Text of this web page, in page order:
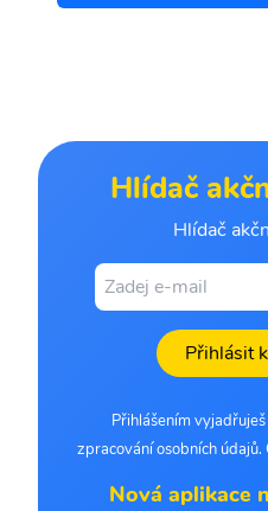
Hlídač
Hlídač
Přihlásit
Přihlášením
zpracování osobních
Nová aplikace